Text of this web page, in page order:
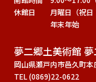
休館日
月曜日（祝日
年末年始
夢二郷土美術館
岡山県瀬戸内市邑久町
TEL (0869)22-0622